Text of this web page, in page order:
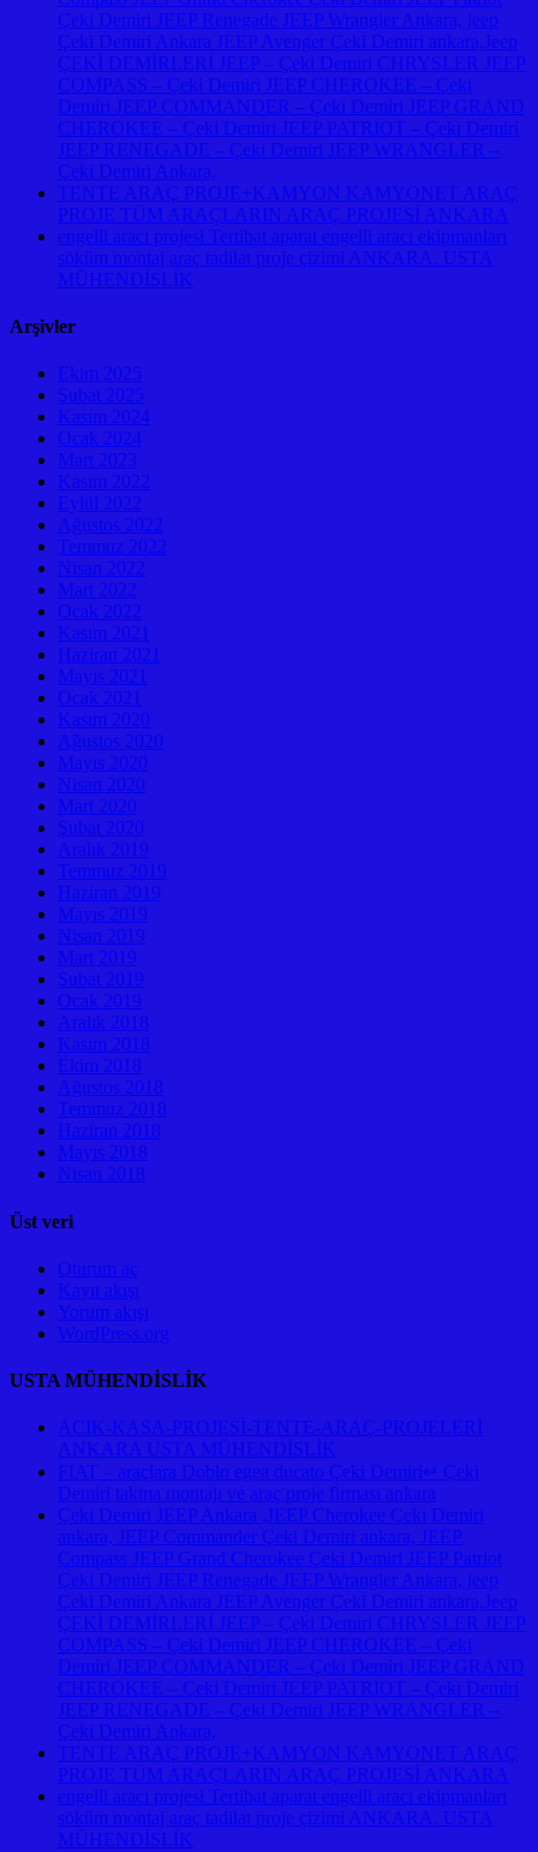
Çeki Demiri JEEP Renegade JEEP Wrangler Ankara, jeep
Çeki Demiri Ankara JEEP Avenger Çeki Demiri ankara,Jeep
ÇEKİ DEMİRLERİ JEEP – Çeki Demiri CHRYSLER JEEP
COMPASS – Çeki Demiri JEEP CHEROKEE – Çeki
Demiri JEEP COMMANDER – Çeki Demiri JEEP GRAND
CHEROKEE – Çeki Demiri JEEP PATRIOT – Çeki Demiri
JEEP RENEGADE – Çeki Demiri JEEP WRANGLER –
Çeki Demiri Ankara,
TENTE ARAÇ PROJE+KAMYON KAMYONET ARAÇ
PROJE TÜM ARAÇLARIN ARAÇ PROJESİ ANKARA
engelli aracı projesi Tertibat aparat engelli aracı ekipmanları
söküm montaj araç tadilat proje çizimi ANKARA. USTA
MÜHENDİSLİK
Arşivler
Ekim 2025
Şubat 2025
Kasım 2024
Ocak 2024
Mart 2023
Kasım 2022
Eylül 2022
Ağustos 2022
Temmuz 2022
Nisan 2022
Mart 2022
Ocak 2022
Kasım 2021
Haziran 2021
Mayıs 2021
Ocak 2021
Kasım 2020
Ağustos 2020
Mayıs 2020
Nisan 2020
Mart 2020
Şubat 2020
Aralık 2019
Temmuz 2019
Haziran 2019
Mayıs 2019
Nisan 2019
Mart 2019
Şubat 2019
Ocak 2019
Aralık 2018
Kasım 2018
Ekim 2018
Ağustos 2018
Temmuz 2018
Haziran 2018
Mayıs 2018
Nisan 2018
Üst veri
Oturum aç
Kayıt akışı
Yorum akışı
WordPress.org
USTA MÜHENDİSLİK
AÇIK-KASA-PROJESİ-TENTE-ARAÇ-PROJELERİ
ANKARA USTA MÜHENDİSLİK
FIAT – araçlara Doblo egea ducato Çeki Demiri↵ Çeki
Demiri takma montajı ve araç proje firması ankara
Çeki Demiri JEEP Ankara ,JEEP Cherokee Çeki Demiri
ankara, JEEP Commander Çeki Demiri ankara, JEEP
Compass JEEP Grand Cherokee Çeki Demiri JEEP Patriot
Çeki Demiri JEEP Renegade JEEP Wrangler Ankara, jeep
Çeki Demiri Ankara JEEP Avenger Çeki Demiri ankara,Jeep
ÇEKİ DEMİRLERİ JEEP – Çeki Demiri CHRYSLER JEEP
COMPASS – Çeki Demiri JEEP CHEROKEE – Çeki
Demiri JEEP COMMANDER – Çeki Demiri JEEP GRAND
CHEROKEE – Çeki Demiri JEEP PATRIOT – Çeki Demiri
JEEP RENEGADE – Çeki Demiri JEEP WRANGLER –
Çeki Demiri Ankara,
TENTE ARAÇ PROJE+KAMYON KAMYONET ARAÇ
PROJE TÜM ARAÇLARIN ARAÇ PROJESİ ANKARA
engelli aracı projesi Tertibat aparat engelli aracı ekipmanları
söküm montaj araç tadilat proje çizimi ANKARA. USTA
MÜHENDİSLİK